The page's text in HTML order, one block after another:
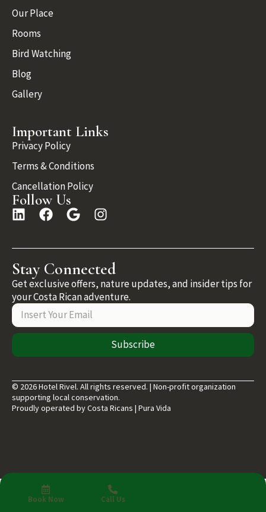
Book Now Call Us
Our Place
Rooms
Bird Watching
Blog
Gallery
Important Links
Privacy Policy
Terms & Conditions
Cancellation Policy
Follow Us
Stay Connected
Get exclusive offers, nature updates, and insider tips for
your Costa Rican adventure.
Subscribe
© 2026 Hotel Rivel. All rights reserved. | Non-profit organization
supporting local conservation.
Proudly operated by Costa Ricans | Pura Vida